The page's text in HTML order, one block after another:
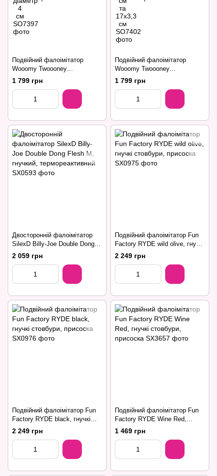
Подвійний фалоімітатор
Wooomy Twoooney
Semirealistic Double Dong
Black, діаметр 3 та 3,8 см
1 799 грн
Подвійний фалоімітатор
Wooomy Twoooney
Semirealistic Double Dong
Purple, діаметр 3 та 3,8 см
1 799 грн
Двосторонній фалоімітатор
SilexD Billy-Joe Double Dong
Flesh M, гнучкий,
термореактивний
2 059 грн
Подвійний фалоімітатор Fun
Factory RYDE wild olive, гнучкі
стовбури, присоска
2 249 грн
Подвійний фалоімітатор Fun
Factory RYDE black, гнучкі
стовбури, присоска
2 249 грн
Подвійний фалоімітатор Fun
Factory RYDE Wine Red,
гнучкі стовбури, присоска
1 469 грн